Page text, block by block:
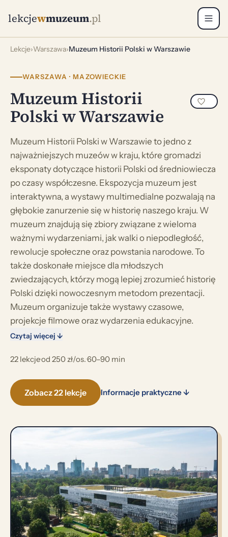
lekcjewmuzeum.pl
Lekcje›Warszawa›Muzeum Historii Polski w Warszawie
WARSZAWA · MAZOWIECKIE
Muzeum Historii
Polski w Warszawie
Muzeum Historii Polski w Warszawie to jedno z
najważniejszych muzeów w kraju, które gromadzi
eksponaty dotyczące historii Polski od średniowiecza
po czasy współczesne. Ekspozycja muzeum jest
interaktywna, a wystawy multimedialne pozwalają na
głębokie zanurzenie się w historię naszego kraju. W
muzeum znajdują się zbiory związane z wieloma
ważnymi wydarzeniami, jak walki o niepodległość,
rewolucje społeczne oraz powstania narodowe. To
także doskonałe miejsce dla młodszych
zwiedzających, którzy mogą lepiej zrozumieć historię
Polski dzięki nowoczesnym metodom prezentacji.
Muzeum organizuje także wystawy czasowe,
projekcje filmowe oraz wydarzenia edukacyjne.
Czytaj więcej ↓
22 lekcje·od 250 zł/os.·60–90 min
Zobacz 22 lekcje Informacje praktyczne ↓